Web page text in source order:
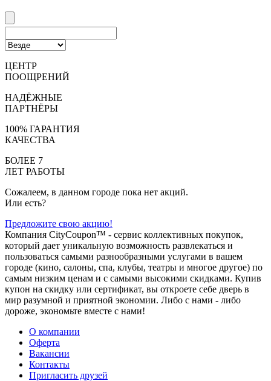
ЦЕНТР
ПООЩРЕНИЙ
НАДЁЖНЫЕ
ПАРТНЁРЫ
100% ГАРАНТИЯ
КАЧЕСТВА
БОЛЕЕ 7
ЛЕТ РАБОТЫ
Сожалеем, в данном городе пока нет акций.
Или есть?
Предложите свою акцию!
Компания CityCoupon™ - сервис коллективных покупок,
который дает уникальную возможность развлекаться и
пользоваться самыми разнообразными услугами в вашем
городе (кино, салоны, спа, клубы, театры и многое другое) по
самым низким ценам и с самыми высокими скидками. Купив
купон на скидку или сертификат, вы откроете себе дверь в
мир разумной и приятной экономии. Либо с нами - либо
дороже, экономьте вместе с нами!
О компании
Оферта
Вакансии
Контакты
Пригласить друзей